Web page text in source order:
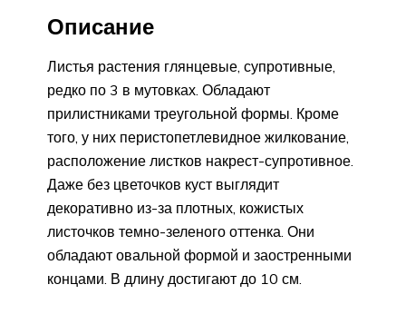
Описание
Листья растения глянцевые, супротивные,
редко по 3 в мутовках. Обладают
прилистниками треугольной формы. Кроме
того, у них перистопетлевидное жилкование,
расположение листков накрест-супротивное.
Даже без цветочков куст выглядит
декоративно из-за плотных, кожистых
листочков темно-зеленого оттенка. Они
обладают овальной формой и заостренными
концами. В длину достигают до 10 см.